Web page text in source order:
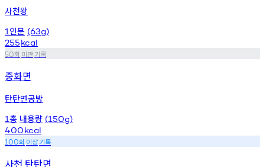
사천왕
1 인분 (63g)
255kcal
50회 미만기록
중화면
탄탄면공방
1총 내용량 (150g)
400kcal
100회 이상기록
사천 탄탄면